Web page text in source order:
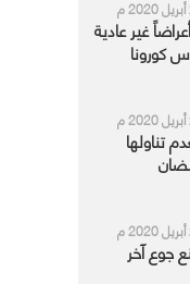
غير عادية
كورونا
تناولها
جوع آخر